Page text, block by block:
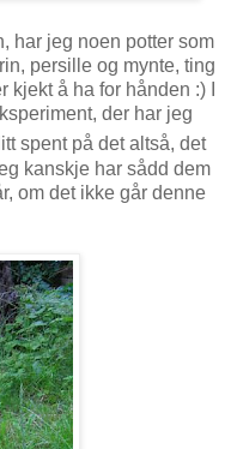
har jeg noen potter som
persille og mynte, ting
å ha for hånden :) I
der har jeg
spent på det altså, det
kanskje har sådd dem
om det ikke går denne